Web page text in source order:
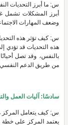
س: ما أبرز التحديات
أبرز المشكلات تشمل
وضعف المهارات
س: كيف تؤثر هذه
هذه التحديات قد تؤدي
بالنفس، وقد تصل
من طريق الدعم النفسي
سادسًا: آليات العمل
س: كيف يتعامل المركز
يعتمد المركز على خطة